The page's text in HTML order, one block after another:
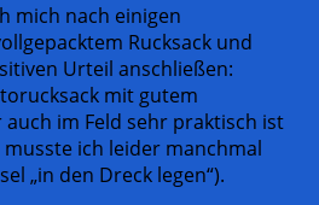
mich nach einigen
Rucksack und
Urteil anschließen:
mit gutem
im Feld sehr praktisch ist
ich leider manchmal
„in den Dreck legen“).